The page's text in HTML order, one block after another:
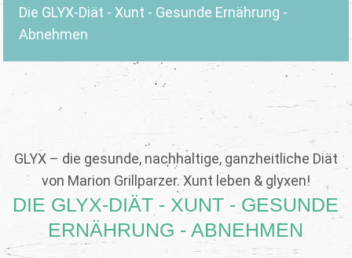
Die GLYX-Diät - Xunt - Gesunde Ernährung -
Abnehmen
GLYX – die gesunde, nachhaltige, ganzheitliche Diät
von Marion Grillparzer. Xunt leben & glyxen!
DIE GLYX-DIÄT - XUNT - GESUNDE
ERNÄHRUNG - ABNEHMEN